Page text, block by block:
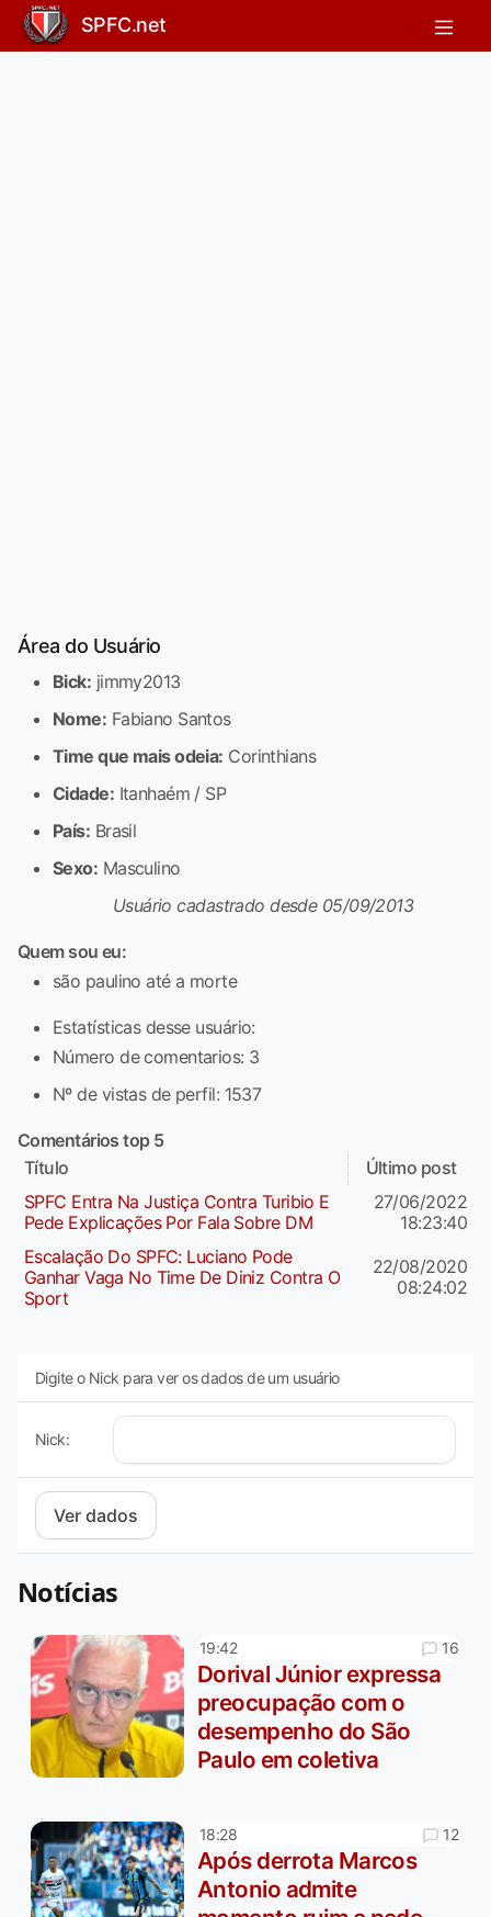
SPFC.net
Área do Usuário
Bick: jimmy2013
Nome: Fabiano Santos
Time que mais odeia: Corinthians
Cidade: Itanhaém / SP
País: Brasil
Sexo: Masculino
Usuário cadastrado desde 05/09/2013
Quem sou eu:
são paulino até a morte
Estatísticas desse usuário:
Número de comentarios: 3
Nº de vistas de perfil: 1537
Comentários top 5
Título
Último post
SPFC Entra Na Justiça Contra Turibio E
Pede Explicações Por Fala Sobre DM
27/06/2022
18:23:40
Escalação Do SPFC: Luciano Pode
Ganhar Vaga No Time De Diniz Contra O
Sport
22/08/2020
08:24:02
Digite o Nick para ver os dados de um usuário
Nick:
Notícias
19:42 16
Dorival Júnior expressa
preocupação com o
desempenho do São
Paulo em coletiva
18:28 12
Após derrota Marcos
Antonio admite